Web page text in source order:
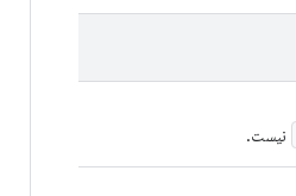
نیست.